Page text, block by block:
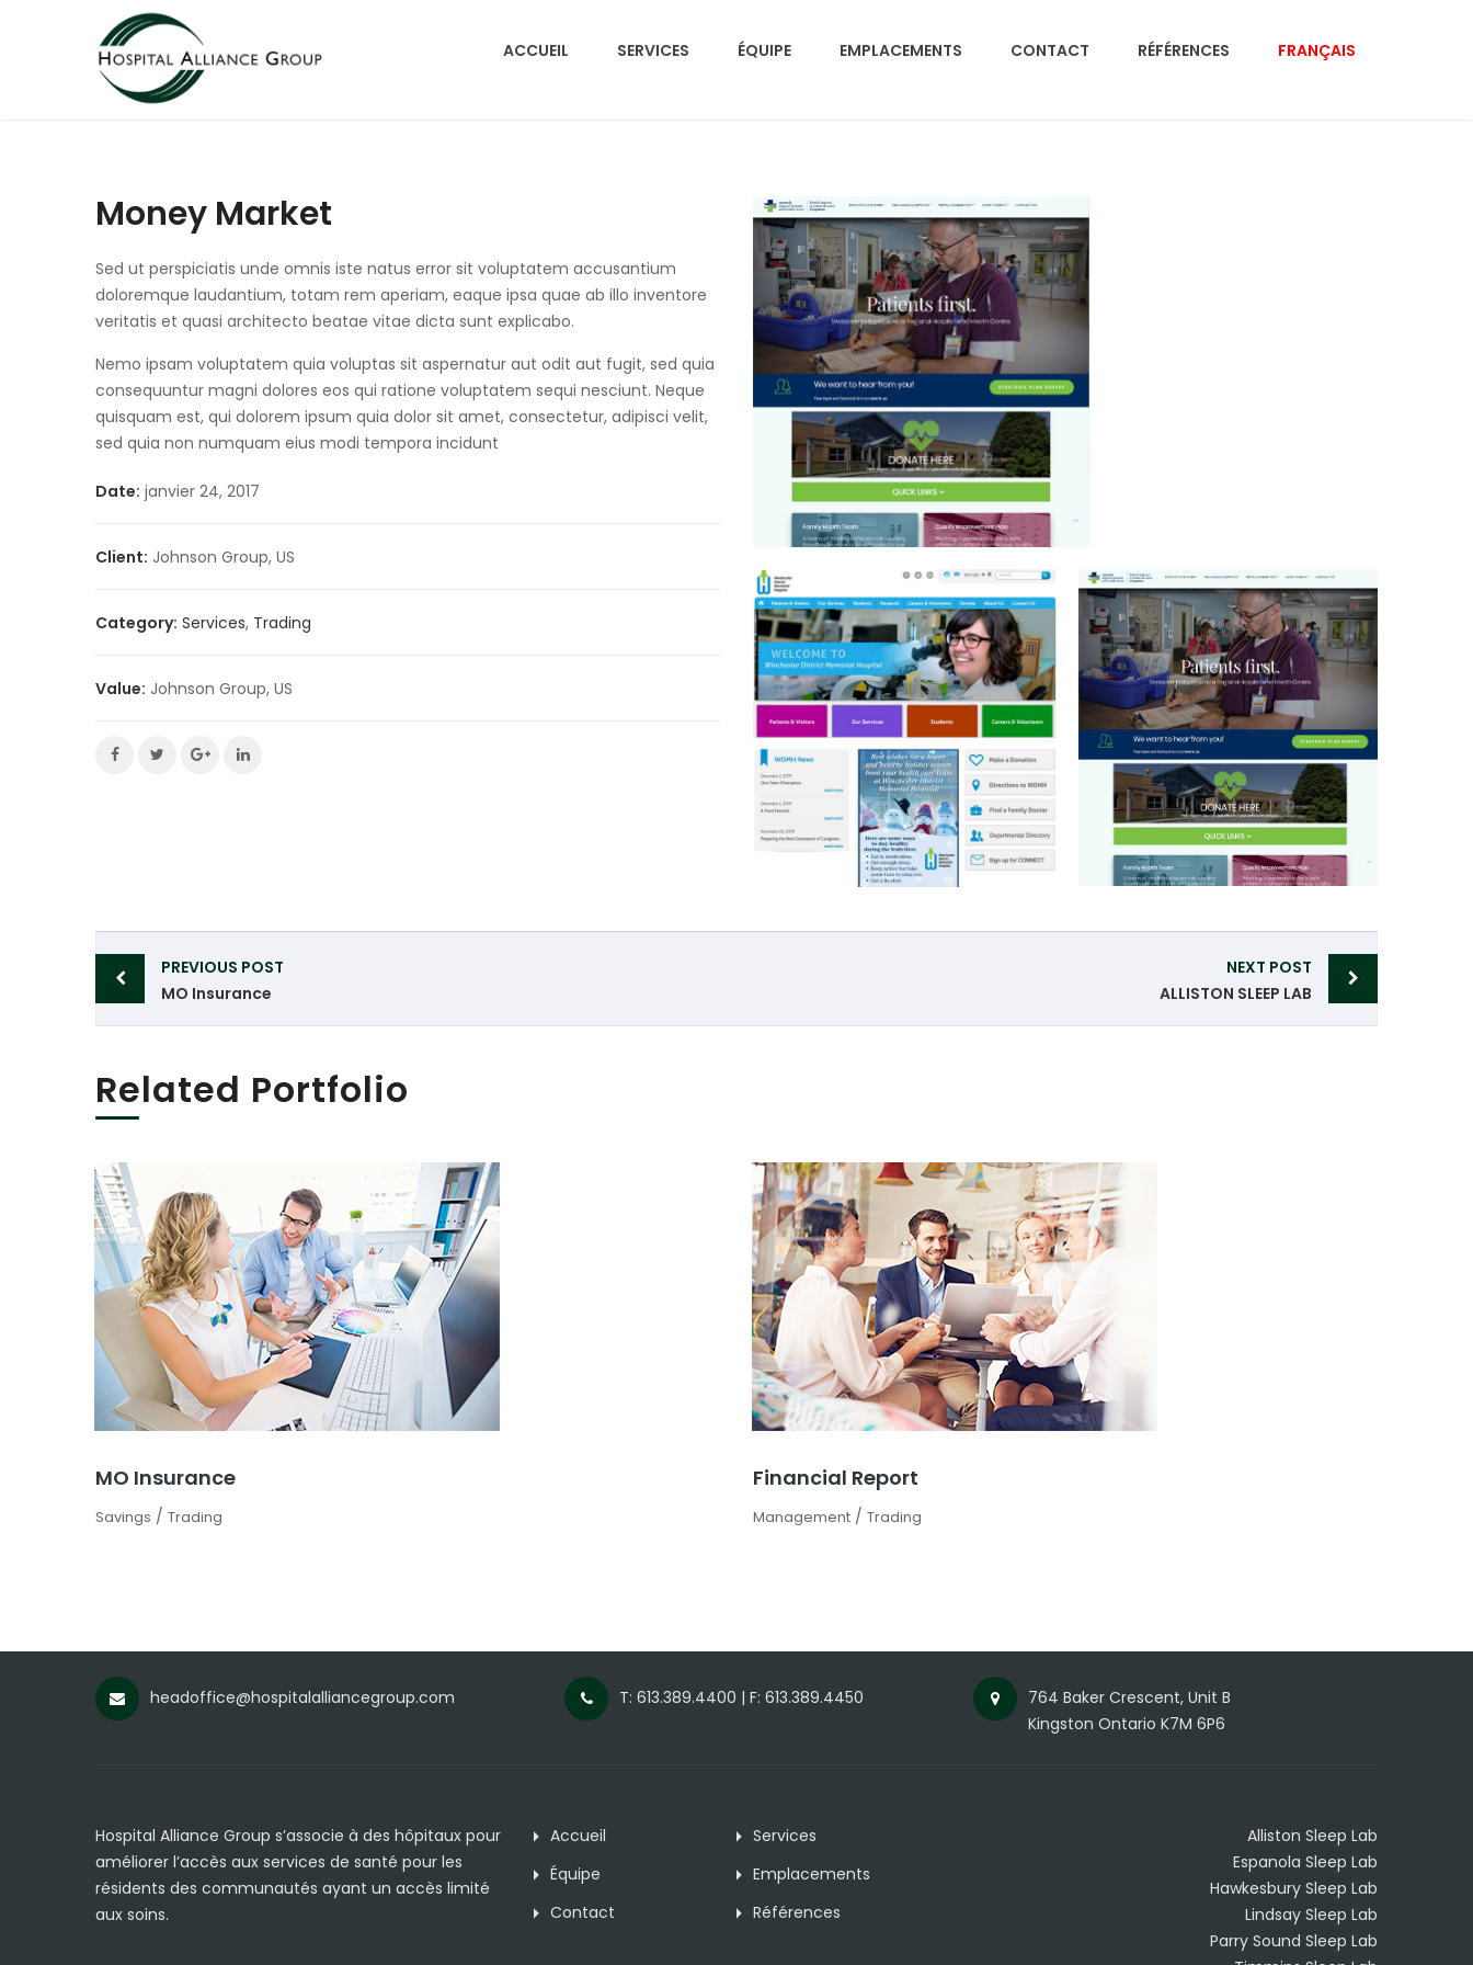
ACCUEIL SERVICES ÉQUIPE EMPLACEMENTS CONTACT RÉFÉRENCES FRANÇAIS
Money Market
Sed ut perspiciatis unde omnis iste natus error sit voluptatem accusantium
doloremque laudantium, totam rem aperiam, eaque ipsa quae ab illo inventore
veritatis et quasi architecto beatae vitae dicta sunt explicabo.
Nemo ipsam voluptatem quia voluptas sit aspernatur aut odit aut fugit, sed quia
consequuntur magni dolores eos qui ratione voluptatem sequi nesciunt. Neque
quisquam est, qui dolorem ipsum quia dolor sit amet, consectetur, adipisci velit,
sed quia non numquam eius modi tempora incidunt
Date: janvier 24, 2017
Client: Johnson Group, US
Category: Services, Trading
Value: Johnson Group, US
Post
navigation
PREVIOUS POST
MO Insurance
NEXT POST
ALLISTON SLEEP LAB
Related Portfolio
MO Insurance
Savings / Trading
Financial Report
Management / Trading
headoffice@hospitalalliancegroup.com T: 613.389.4400 | F: 613.389.4450
764 Baker Crescent, Unit B
Kingston Ontario K7M 6P6
Hospital Alliance Group s’associe à des hôpitaux pour
améliorer l’accès aux services de santé pour les
résidents des communautés ayant un accès limité
aux soins.
Accueil
Services
Équipe
Emplacements
Contact
Références
Alliston Sleep Lab
Espanola Sleep Lab
Hawkesbury Sleep Lab
Lindsay Sleep Lab
Parry Sound Sleep Lab